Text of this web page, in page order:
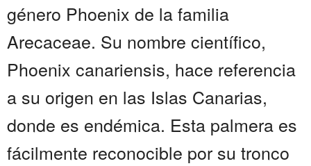
género Phoenix de la familia
Arecaceae. Su nombre científico,
Phoenix canariensis, hace referencia
a su origen en las Islas Canarias,
donde es endémica. Esta palmera es
fácilmente reconocible por su tronco